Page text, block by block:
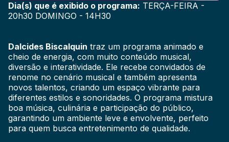
Dia(s) que é exibido o programa: TERÇA-FEIRA -
20h30 DOMINGO - 14H30
Dalcides Biscalquin traz um programa animado e
cheio de energia, com muito conteúdo musical,
diversão e interatividade. Ele recebe convidados de
renome no cenário musical e também apresenta
novos talentos, criando um espaço vibrante para
diferentes estilos e sonoridades. O programa mistura
boa música, culinária e participação do público,
garantindo um ambiente leve e envolvente, perfeito
para quem busca entretenimento de qualidade.